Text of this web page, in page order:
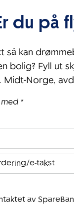
du på
så kan
bolig? Fyll ut
Midt-Norge,
*
e-takst
av